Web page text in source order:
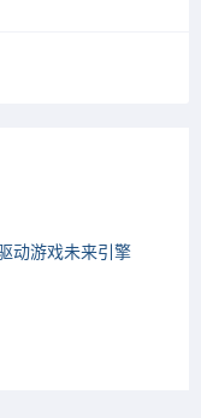
动游戏未来引擎